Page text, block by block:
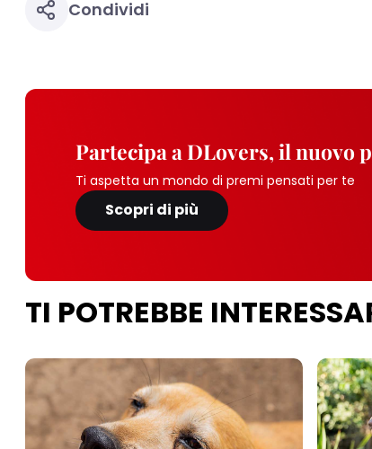
Condividi
Partecipa a DLovers, il nuovo
Ti aspetta un mondo di premi pensati per te
Scopri di più
TI POTREBBE